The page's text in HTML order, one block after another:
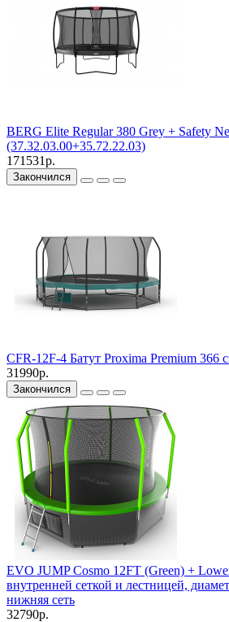
BERG Elite Regular 380 Grey + Safety
(37.32.03.00+35.72.22.03)
171531р.
Закончился
CFR-12F-4 Батут Proxima Premium 366
31990р.
Закончился
EVO JUMP Cosmo 12FT (Green) +
внутренней сеткой и лестницей,
нижняя сеть
32790р.